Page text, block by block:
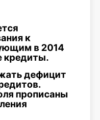
к
в 2014
кредиты.
дефицит
прописаны